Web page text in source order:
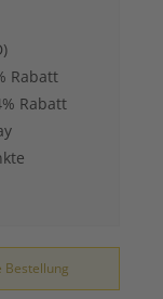
Rabatt
Rabatt
Bestellung